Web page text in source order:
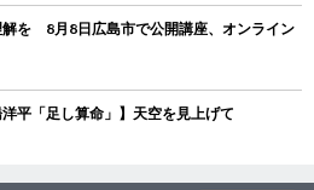
を 8月8日広島市で公開講座、オンライン
平「足し算命」】天空を見上げて